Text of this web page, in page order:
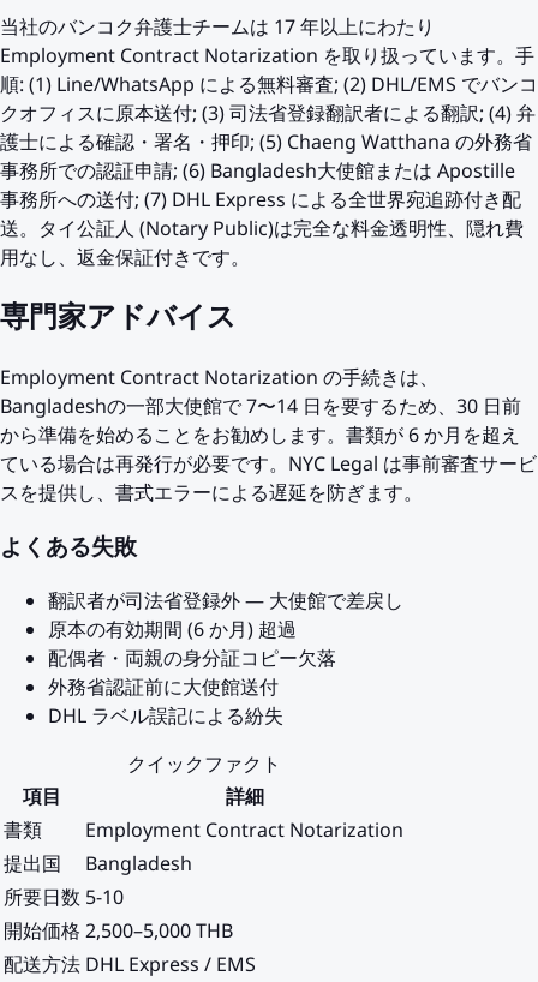
当社のバンコク弁護士チームは 17 年以上にわたり
Employment Contract Notarization を取り扱っています。手
順: (1) Line/WhatsApp による無料審査; (2) DHL/EMS でバンコ
クオフィスに原本送付; (3) 司法省登録翻訳者による翻訳; (4) 弁
護士による確認・署名・押印; (5) Chaeng Watthana の外務省
事務所での認証申請; (6) Bangladesh大使館または Apostille
事務所への送付; (7) DHL Express による全世界宛追跡付き配
送。タイ公証人 (Notary Public)は完全な料金透明性、隠れ費
用なし、返金保証付きです。
専門家アドバイス
Employment Contract Notarization の手続きは、
Bangladeshの一部大使館で 7〜14 日を要するため、30 日前
から準備を始めることをお勧めします。書類が 6 か月を超え
ている場合は再発行が必要です。NYC Legal は事前審査サービ
スを提供し、書式エラーによる遅延を防ぎます。
よくある失敗
翻訳者が司法省登録外 — 大使館で差戻し
原本の有効期間 (6 か月) 超過
配偶者・両親の身分証コピー欠落
外務省認証前に大使館送付
DHL ラベル誤記による紛失
クイックファクト
項目
詳細
書類
Employment Contract Notarization
提出国
Bangladesh
所要日数 5-10
開始価格 2,500–5,000 THB
配送方法 DHL Express / EMS